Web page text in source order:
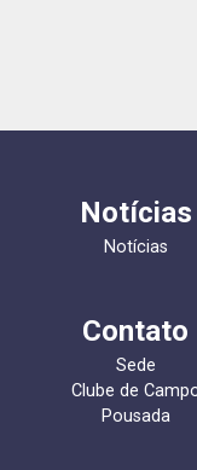
Notícias
Notícias
Contato
Sede
Clube de
Pousada